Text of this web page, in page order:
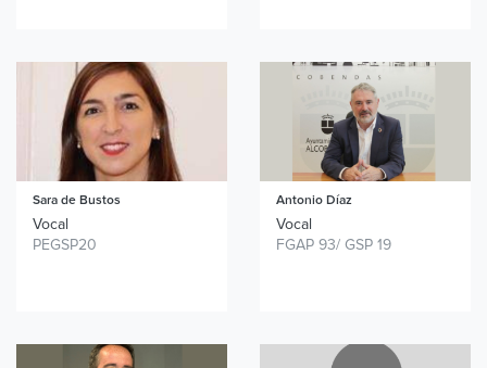
Sara de Bustos
Vocal
PEGSP20
Antonio Díaz
Vocal
FGAP 93/ GSP 19